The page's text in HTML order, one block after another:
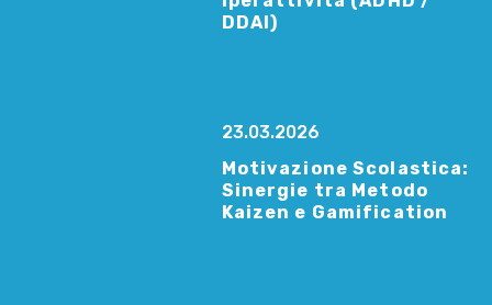
DDAI)
23.03.2026
Motivazione Scolastica:
Sinergie tra Metodo
Kaizen e Gamification